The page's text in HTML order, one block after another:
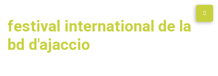
festival international de la
bd d'ajaccio